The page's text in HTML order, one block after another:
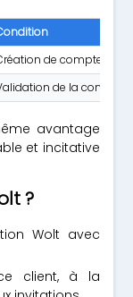
de compte
de la
avantage
et incitative
?
Wolt avec
client, à la